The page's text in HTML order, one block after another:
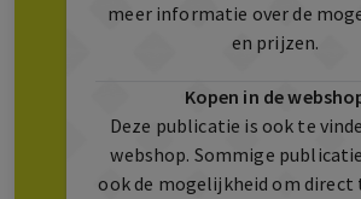
meer informatie over de
en prijzen.
Kopen in de
Deze publicatie is ook te
webshop. Sommige
ook de mogelijkheid om direct